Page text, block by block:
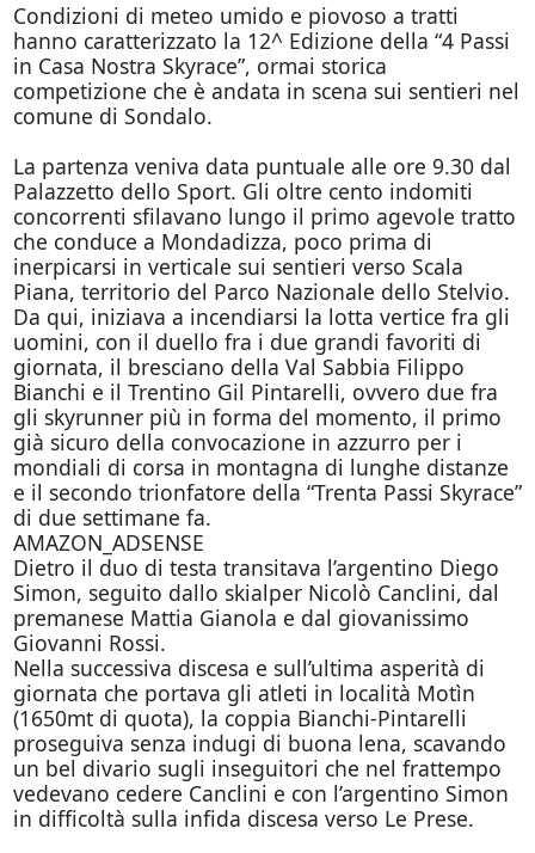
Condizioni di meteo umido e piovoso a tratti
hanno caratterizzato la 12^ Edizione della “4 Passi
in Casa Nostra Skyrace”, ormai storica
competizione che è andata in scena sui sentieri nel
comune di Sondalo.
La partenza veniva data puntuale alle ore 9.30 dal
Palazzetto dello Sport. Gli oltre cento indomiti
concorrenti sfilavano lungo il primo agevole tratto
che conduce a Mondadizza, poco prima di
inerpicarsi in verticale sui sentieri verso Scala
Piana, territorio del Parco Nazionale dello Stelvio.
Da qui, iniziava a incendiarsi la lotta vertice fra gli
uomini, con il duello fra i due grandi favoriti di
giornata, il bresciano della Val Sabbia Filippo
Bianchi e il Trentino Gil Pintarelli, ovvero due fra
gli skyrunner più in forma del momento, il primo
già sicuro della convocazione in azzurro per i
mondiali di corsa in montagna di lunghe distanze
e il secondo trionfatore della “Trenta Passi Skyrace”
di due settimane fa.
AMAZON_ADSENSE
Dietro il duo di testa transitava l’argentino Diego
Simon, seguito dallo skialper Nicolò Canclini, dal
premanese Mattia Gianola e dal giovanissimo
Giovanni Rossi.
Nella successiva discesa e sull’ultima asperità di
giornata che portava gli atleti in località Motìn
(1650mt di quota), la coppia Bianchi-Pintarelli
proseguiva senza indugi di buona lena, scavando
un bel divario sugli inseguitori che nel frattempo
vedevano cedere Canclini e con l’argentino Simon
in difficoltà sulla infida discesa verso Le Prese.